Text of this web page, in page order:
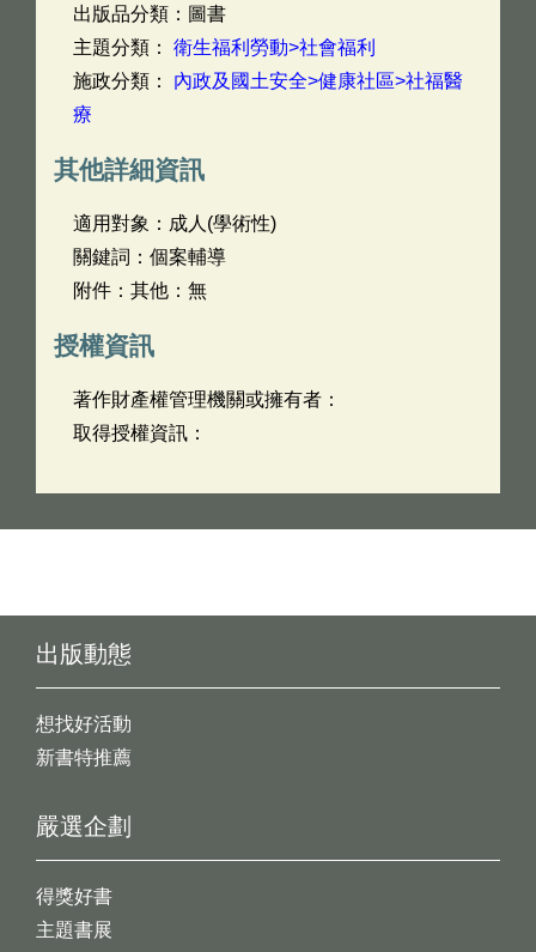
出版品分類：圖書
主題分類： 衛生福利勞動>社會福利
施政分類： 內政及國土安全>健康社區>社福醫
療
其他詳細資訊
適用對象：成人(學術性)
關鍵詞：個案輔導
附件：其他：無
授權資訊
著作財產權管理機關或擁有者：
取得授權資訊：
出版動態
想找好活動
新書特推薦
嚴選企劃
得獎好書
主題書展